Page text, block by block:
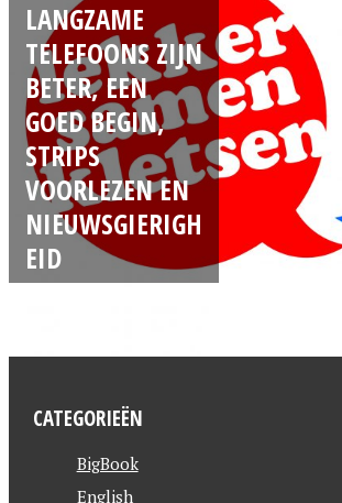
LANGZAME
TELEFOONS ZIJN
BETER, EEN
GOED BEGIN,
STRIPS
VOORLEZEN EN
NIEUWSGIERIGH
EID
CATEGORIEËN
BigBook
English